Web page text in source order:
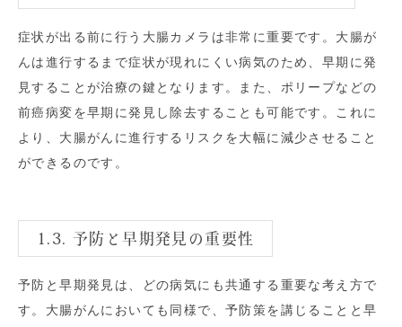
症状が出る前に行う大腸カメラは非常に重要です。大腸が
んは進行するまで症状が現れにくい病気のため、早期に発
見することが治療の鍵となります。また、ポリープなどの
前癌病変を早期に発見し除去することも可能です。これに
より、大腸がんに進行するリスクを大幅に減少させること
ができるのです。
1.3. 予防と早期発見の重要性
予防と早期発見は、どの病気にも共通する重要な考え方で
す。大腸がんにおいても同様で、予防策を講じることと早